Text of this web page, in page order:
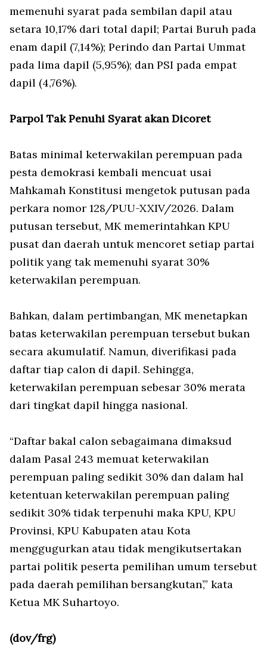
memenuhi syarat pada sembilan dapil atau
setara 10,17% dari total dapil; Partai Buruh pada
enam dapil (7,14%); Perindo dan Partai Ummat
pada lima dapil (5,95%); dan PSI pada empat
dapil (4,76%).
Parpol Tak Penuhi Syarat akan Dicoret
Batas minimal keterwakilan perempuan pada
pesta demokrasi kembali mencuat usai
Mahkamah Konstitusi mengetok putusan pada
perkara nomor 128/PUU-XXIV/2026. Dalam
putusan tersebut, MK memerintahkan KPU
pusat dan daerah untuk mencoret setiap partai
politik yang tak memenuhi syarat 30%
keterwakilan perempuan.
Bahkan, dalam pertimbangan, MK menetapkan
batas keterwakilan perempuan tersebut bukan
secara akumulatif. Namun, diverifikasi pada
daftar tiap calon di dapil. Sehingga,
keterwakilan perempuan sebesar 30% merata
dari tingkat dapil hingga nasional.
“Daftar bakal calon sebagaimana dimaksud
dalam Pasal 243 memuat keterwakilan
perempuan paling sedikit 30% dan dalam hal
ketentuan keterwakilan perempuan paling
sedikit 30% tidak terpenuhi maka KPU, KPU
Provinsi, KPU Kabupaten atau Kota
menggugurkan atau tidak mengikutsertakan
partai politik peserta pemilihan umum tersebut
pada daerah pemilihan bersangkutan’,” kata
Ketua MK Suhartoyo.
(dov/frg)